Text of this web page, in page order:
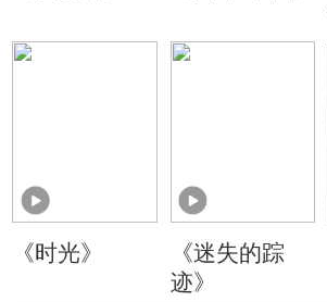
《时光》
《迷失的踪
迹》